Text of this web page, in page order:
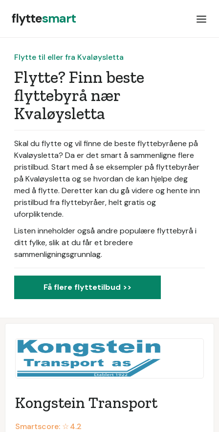
flyttesmart
Flytte til eller fra Kvaløysletta
Flytte? Finn beste
flyttebyrå nær
Kvaløysletta
Skal du flytte og vil finne de beste flyttebyråene på
Kvaløysletta? Da er det smart å sammenligne flere
pristilbud. Start med å se eksempler på flyttebyråer
på Kvaløysletta og se hvordan de kan hjelpe deg
med å flytte. Deretter kan du gå videre og hente inn
pristilbud fra flyttebyråer, helt gratis og
uforpliktende.
Listen inneholder også andre populære flyttebyrå i
ditt fylke, slik at du får et bredere
sammenligningsgrunnlag.
Få flere flyttetilbud >>
Kongstein Transport
Smartscore: ☆4.2